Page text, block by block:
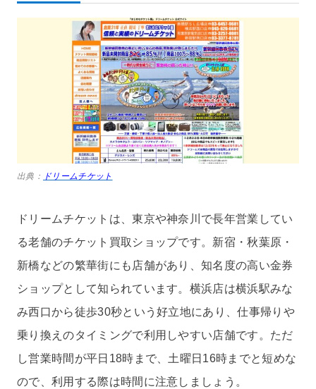
出典： ドリームチケット
ドリームチケットは、東京や神奈川で長年営業してい
る老舗のチケット買取ショップです。新宿・秋葉原・
新橋などの繁華街にも店舗があり、知名度の高い金券
ショップとして知られています。横浜店は横浜駅みな
み西口から徒歩30秒という好立地にあり、仕事帰りや
乗り換えのタイミングで利用しやすい店舗です。ただ
し営業時間が平日18時まで、土曜日16時までと短めな
ので、利用する際は時間に注意しましょう。